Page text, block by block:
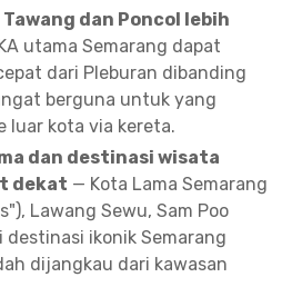
dan Poncol lebih
utama Semarang dapat
dari Pleburan dibanding
berguna untuk yang
luar kota via kereta.
dan destinasi wisata
dekat — Kota Lama Semarang
Lawang Sewu, Sam Poo
destinasi ikonik Semarang
dijangkau dari kawasan